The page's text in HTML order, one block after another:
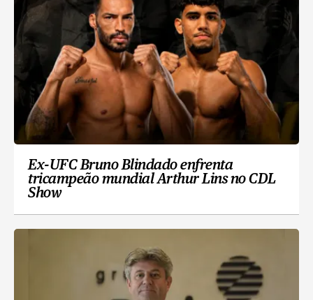
Ex-UFC Bruno Blindado enfrenta
tricampeão mundial Arthur Lins no CDL
Show